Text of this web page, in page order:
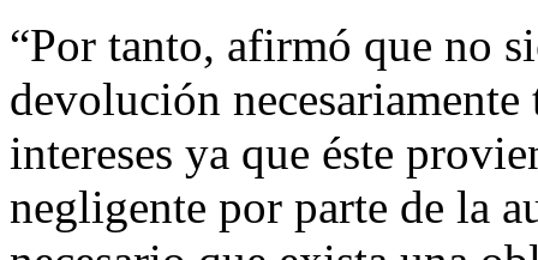
“Por tanto, afirmó que no
devolución necesariamente
intereses ya que éste
negligente por parte de la